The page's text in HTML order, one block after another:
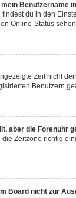
Benutzername
du in den
Online-Status
Zeit nicht
Benutzern
aber die Forenuhr
Zeitzone richtig
Board nicht zur